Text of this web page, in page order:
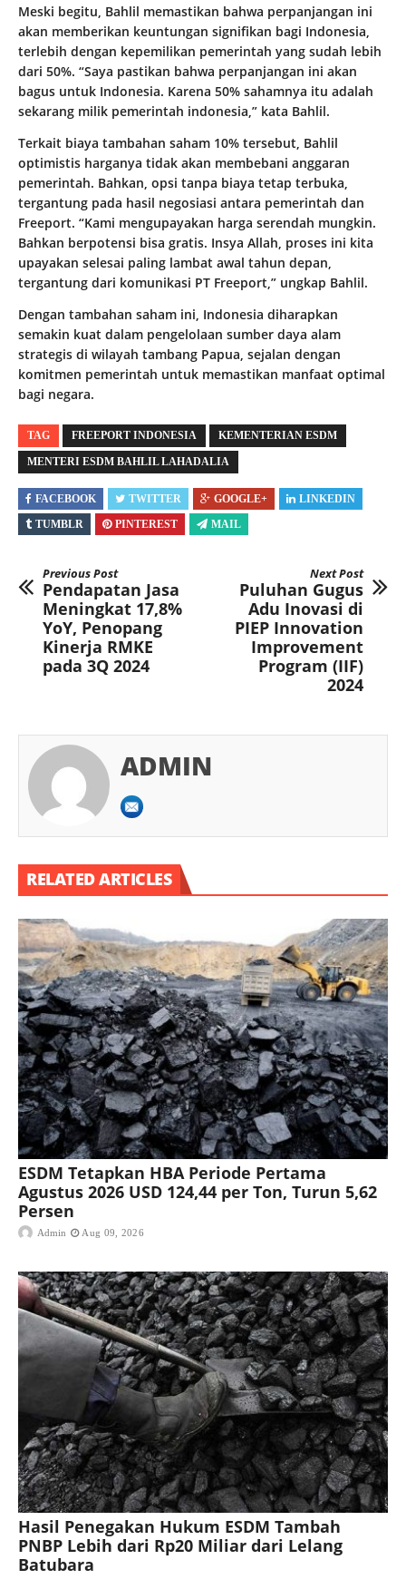
Meski begitu, Bahlil memastikan bahwa perpanjangan ini
akan memberikan keuntungan signifikan bagi Indonesia,
terlebih dengan kepemilikan pemerintah yang sudah lebih
dari 50%. “Saya pastikan bahwa perpanjangan ini akan
bagus untuk Indonesia. Karena 50% sahamnya itu adalah
sekarang milik pemerintah indonesia,” kata Bahlil.
Terkait biaya tambahan saham 10% tersebut, Bahlil
optimistis harganya tidak akan membebani anggaran
pemerintah. Bahkan, opsi tanpa biaya tetap terbuka,
tergantung pada hasil negosiasi antara pemerintah dan
Freeport. “Kami mengupayakan harga serendah mungkin.
Bahkan berpotensi bisa gratis. Insya Allah, proses ini kita
upayakan selesai paling lambat awal tahun depan,
tergantung dari komunikasi PT Freeport,” ungkap Bahlil.
Dengan tambahan saham ini, Indonesia diharapkan
semakin kuat dalam pengelolaan sumber daya alam
strategis di wilayah tambang Papua, sejalan dengan
komitmen pemerintah untuk memastikan manfaat optimal
bagi negara.
TAG FREEPORT INDONESIA KEMENTERIAN ESDM
MENTERI ESDM BAHLIL LAHADALIA
FACEBOOK TWITTER GOOGLE+
LINKEDIN
TUMBLR
PINTEREST MAIL
Previous Post
Pendapatan Jasa
Meningkat 17,8%
YoY, Penopang
Kinerja RMKE
pada 3Q 2024
Next Post
Puluhan Gugus
Adu Inovasi di
PIEP Innovation
Improvement
Program (IIF)
2024
ADMIN
RELATED ARTICLES
ESDM Tetapkan HBA Periode Pertama
Agustus 2026 USD 124,44 per Ton, Turun 5,62
Persen
Admin Aug 09, 2026
Hasil Penegakan Hukum ESDM Tambah
PNBP Lebih dari Rp20 Miliar dari Lelang
Batubara